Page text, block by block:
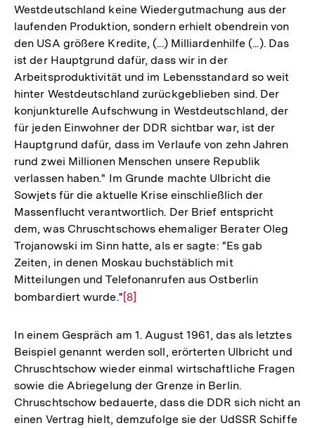
Westdeutschland keine Wiedergutmachung aus der
laufenden Produktion, sondern erhielt obendrein von
den USA größere Kredite, (...) Milliardenhilfe (...). Das
ist der Hauptgrund dafür, dass wir in der
Arbeitsproduktivität und im Lebensstandard so weit
hinter Westdeutschland zurückgeblieben sind. Der
konjunkturelle Aufschwung in Westdeutschland, der
für jeden Einwohner der DDR sichtbar war, ist der
Hauptgrund dafür, dass im Verlaufe von zehn Jahren
rund zwei Millionen Menschen unsere Republik
verlassen haben." Im Grunde machte Ulbricht die
Sowjets für die aktuelle Krise einschließlich der
Massenflucht verantwortlich. Der Brief entspricht
dem, was Chruschtschows ehemaliger Berater Oleg
Trojanowski im Sinn hatte, als er sagte: "Es gab
Zeiten, in denen Moskau buchstäblich mit
Mitteilungen und Telefonanrufen aus Ostberlin
bombardiert wurde."Zur
der
Fußnote
[8]
In einem Gespräch am 1. August 1961, das als letztes
Beispiel genannt werden soll, erörterten Ulbricht und
Chruschtschow wieder einmal wirtschaftliche Fragen
sowie die Abriegelung der Grenze in Berlin.
Chruschtschow bedauerte, dass die DDR sich nicht an
einen Vertrag hielt, demzufolge sie der UdSSR Schiffe